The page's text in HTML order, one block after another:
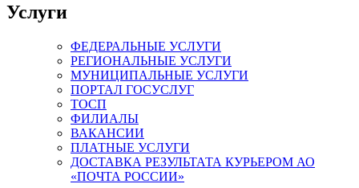
Услуги
ФЕДЕРАЛЬНЫЕ УСЛУГИ
РЕГИОНАЛЬНЫЕ УСЛУГИ
МУНИЦИПАЛЬНЫЕ УСЛУГИ
ПОРТАЛ ГОСУСЛУГ
ТОСП
ФИЛИАЛЫ
ВАКАНСИИ
ПЛАТНЫЕ УСЛУГИ
ДОСТАВКА РЕЗУЛЬТАТА КУРЬЕРОМ АО
«ПОЧТА РОССИИ»